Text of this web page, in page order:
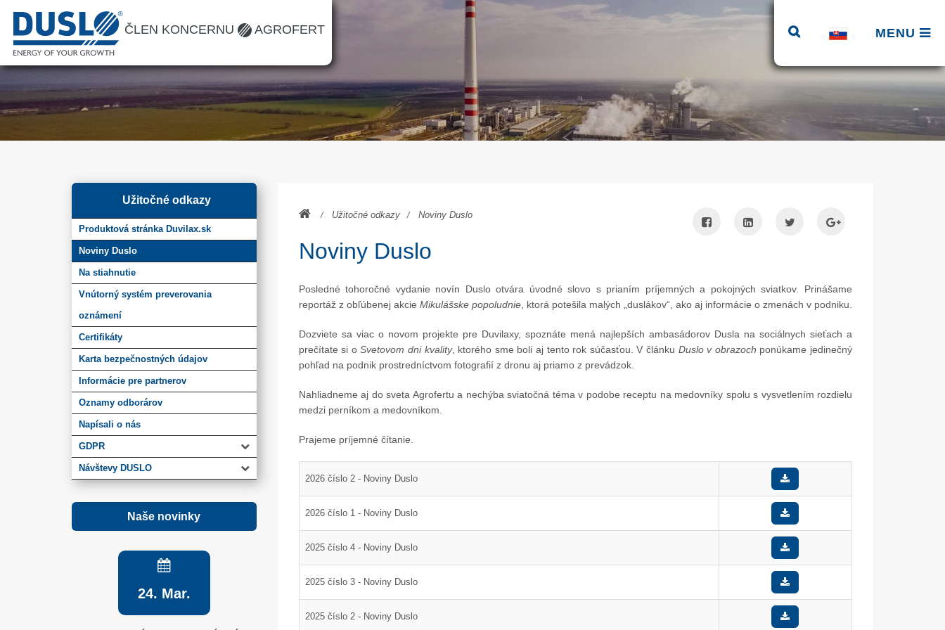
ČLEN KONCERNU AGROFERT MENU
Užitočné odkazy
Produktová stránka Duvilax.sk
Noviny Duslo
Na stiahnutie
Vnútorný systém preverovania
oznámení
Certifikáty
Karta bezpečnostných údajov
Informácie pre partnerov
Oznamy odborárov
Napísali o nás
GDPR
Návštevy DUSLO
Naše novinky
24. Mar.
Užitočné odkazy Noviny Duslo
Noviny Duslo
Posledné tohoročné vydanie novín Duslo otvára úvodné slovo s prianím príjemných a pokojných sviatkov. Prinášame
reportáž z obľúbenej akcie Mikulášske popoludnie, ktorá potešila malých „duslákov“, ako aj informácie o zmenách v podniku.
Dozviete sa viac o novom projekte pre Duvilaxy, spoznáte mená najlepších ambasádorov Dusla na sociálnych sieťach a
prečítate si oSvetovom dni kvality, ktorého sme boli aj tento rok súčasťou. V článku Duslo v obrazoch ponúkame jedinečný
pohľad na podnik prostredníctvom fotografií z dronu aj priamo z prevádzok.
Nahliadneme aj do sveta Agrofertu a nechýba sviatočná téma v podobe receptu na medovníky spolu s vysvetlením rozdielu
medzi perníkom a medovníkom.
Prajeme príjemné čítanie.
2026 číslo 2 - Noviny Duslo
2026 číslo 1 - Noviny Duslo
2025 číslo 4 - Noviny Duslo
2025 číslo 3 - Noviny Duslo
2025 číslo 2 - Noviny Duslo